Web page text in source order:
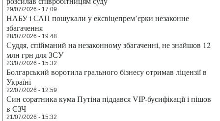
29/07/2026 - 17:09
НАБУ і САП пошукали у ексвіцепрем’єрки незаконне
збагачення
28/07/2026 - 19:48
Суддя, спійманий на незаконному збагаченні, не знайшов 12
млн грн для ЗСУ
23/07/2026 - 15:32
Болгарський воротила грального бізнесу отримав ліцензії в
Україні
22/07/2026 - 12:59
Син соратника кума Путіна піддався VIP-бусифікації і пішов
в СЗЧ
21/07/2026 - 15:32